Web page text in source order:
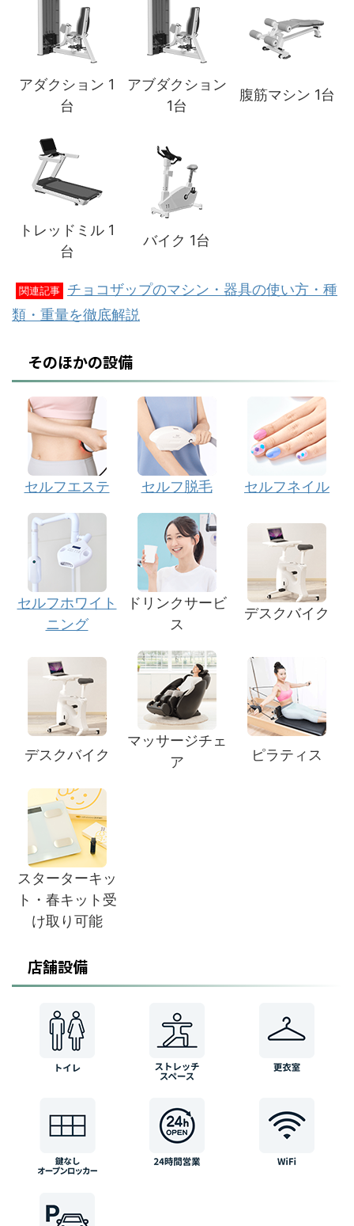
アダクション 1
台
アブダクション
1台
腹筋マシン 1台
トレッドミル 1
台
バイク 1台
関連記事
チョコザップのマシン・器具の使い方・種
類・重量を徹底解説
そのほかの設備
セルフエステ セルフ脱毛 セルフネイル
セルフホワイト
ニング
ドリンクサービ
ス
デスクバイク
デスクバイク
マッサージチェ
ア
ピラティス
スターターキッ
ト・春キット受
け取り可能
店舗設備